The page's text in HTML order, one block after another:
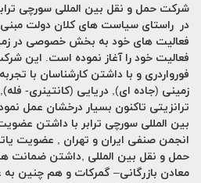
شرکت حمل و نقل بین المللی سورچی
در راستای سیاست های کلان دولت
فعالیت های خود به بخش خصوصی در
فعالیت خود را آغاز نموده است. این
فورواردری و با داشتن کارشناسان با
زمینی (جاده ای), دریایی (کانتینری-
ترانزیتی تاکنون بسیار درخشان عمل
بین المللی سورچی ترابر با داشتن
انجمن صنفی ایران و تهران , عضویت
حمل و نقل بین المللی ,داشتن ضمانت
معادن بازرگانی– گمرکات و هم چنین به